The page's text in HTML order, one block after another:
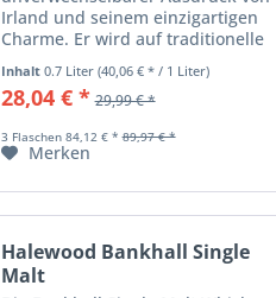
Irland und seinem einzigartigen
Charme. Er wird auf traditionelle
Weise aus Gerste in
Kupferbrennblasen hergestellt und
in ehemaligen Bourbon- und
Inhalt 0.7 Liter (40,06 € * / 1 Liter)
28,04 € * 29,99 € *
3 Flaschen 84,12 € * 89,97 € *
Merken
Halewood Bankhall Single
Malt